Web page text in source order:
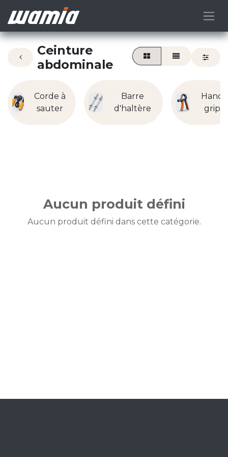
Ceinture
abdominale
Corde à
sauter
Barre
d'haltère
Hand
grip
Aucun produit défini
Aucun produit défini dans cette catégorie.